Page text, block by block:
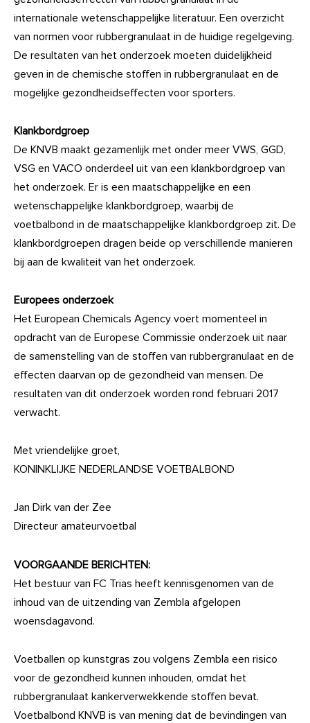
internationale wetenschappelijke literatuur. Een overzicht
van normen voor rubbergranulaat in de huidige regelgeving.
De resultaten van het onderzoek moeten duidelijkheid
geven in de chemische stoffen in rubbergranulaat en de
mogelijke gezondheidseffecten voor sporters.
Klankbordgroep
De KNVB maakt gezamenlijk met onder meer VWS, GGD,
VSG en VACO onderdeel uit van een klankbordgroep van
het onderzoek. Er is een maatschappelijke en een
wetenschappelijke klankbordgroep, waarbij de
voetbalbond in de maatschappelijke klankbordgroep zit. De
klankbordgroepen dragen beide op verschillende manieren
bij aan de kwaliteit van het onderzoek.
Europees onderzoek
Het European Chemicals Agency voert momenteel in
opdracht van de Europese Commissie onderzoek uit naar
de samenstelling van de stoffen van rubbergranulaat en de
effecten daarvan op de gezondheid van mensen. De
resultaten van dit onderzoek worden rond februari 2017
verwacht.
Met vriendelijke groet,
KONINKLIJKE NEDERLANDSE VOETBALBOND
Jan Dirk van der Zee
Directeur amateurvoetbal
VOORGAANDE BERICHTEN:
Het bestuur van FC Trias heeft kennisgenomen van de
inhoud van de uitzending van Zembla afgelopen
woensdagavond.
Voetballen op kunstgras zou volgens Zembla een risico
voor de gezondheid kunnen inhouden, omdat het
rubbergranulaat kankerverwekkende stoffen bevat.
Voetbalbond KNVB is van mening dat de bevindingen van